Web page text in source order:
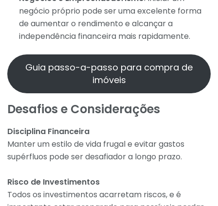
negócio próprio pode ser uma excelente forma
de aumentar o rendimento e alcançar a
independência financeira mais rapidamente.
Guia passo-a-passo para compra de
imóveis
Desafios e Considerações
Disciplina Financeira
Manter um estilo de vida frugal e evitar gastos
supérfluos pode ser desafiador a longo prazo.
Risco de Investimentos
Todos os investimentos acarretam riscos, e é